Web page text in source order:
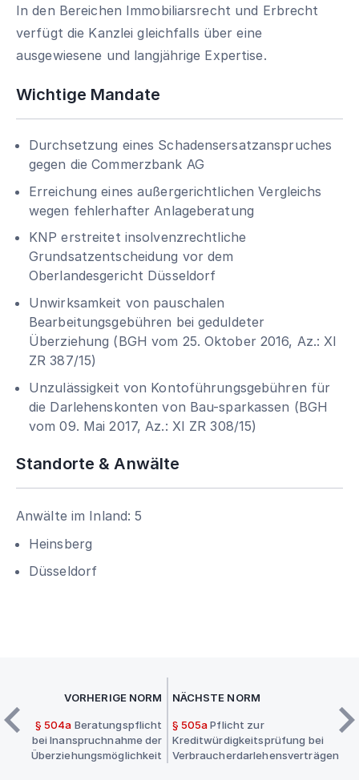
In den Bereichen Immobiliarsrecht und Erbrecht
verfügt die Kanzlei gleichfalls über eine
ausgewiesene und langjährige Expertise.
Wichtige Mandate
Durchsetzung eines Schadensersatzanspruches
gegen die Commerzbank AG
Erreichung eines außergerichtlichen Vergleichs
wegen fehlerhafter Anlageberatung
KNP erstreitet insolvenzrechtliche
Grundsatzentscheidung vor dem
Oberlandesgericht Düsseldorf
Unwirksamkeit von pauschalen
Bearbeitungsgebühren bei geduldeter
Überziehung (BGH vom 25. Oktober 2016, Az.: XI
ZR 387/15)
Unzulässigkeit von Kontoführungsgebühren für
die Darlehenskonten von Bau-sparkassen (BGH
vom 09. Mai 2017, Az.: XI ZR 308/15)
Standorte & Anwälte
Anwälte im Inland: 5
Heinsberg
Düsseldorf
VORHERIGE NORM
§ 504a Beratungspflicht
bei Inanspruchnahme der
Überziehungsmöglichkeit
NÄCHSTE NORM
§ 505a Pflicht zur
Kreditwürdigkeitsprüfung bei
Verbraucherdarlehensverträgen